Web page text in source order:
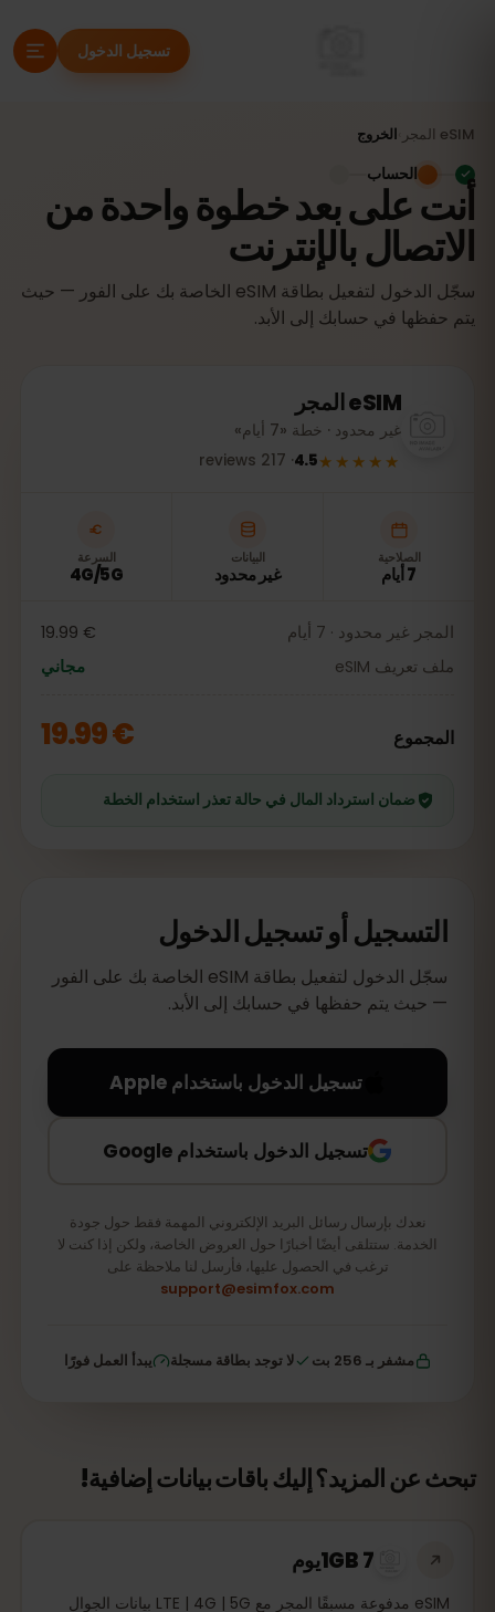
تسجيل الدخول
eSIM المجر الخروج
أنت على بعد خطوة واحدة من
الاتصال بالإنترنت
سجّل الدخول لتفعيل بطاقة eSIM الخاصة بك على الفور — حيث
يتم حفظها في حسابك إلى الأبد.
الحساب
eSIMالمجر
غير محدود · خطة «7 أيام»
★★★★★
4.5
·
217
reviews
الصلاحية
7 أيام
البيانات
غير محدود
السرعة
4G/5G
المجر غير محدود · 7 أيام
€ 19.99
ملف تعريف eSIM
مجاني
المجموع € 19.99
ضمان استرداد المال في حالة تعذر استخدام الخطة
التسجيل أو تسجيل الدخول
سجّل الدخول لتفعيل بطاقة eSIM الخاصة بك على الفور
— حيث يتم حفظها في حسابك إلى الأبد.
تسجيل الدخول باستخدام Apple
تسجيل الدخول باستخدام Google
نعدك بإرسال رسائل البريد الإلكتروني المهمة فقط حول جودة
الخدمة. ستتلقى أيضًا أخبارًا حول العروض الخاصة، ولكن إذا كنت لا
ترغب في الحصول عليها، فأرسل لنا ملاحظة على
support@esimfox.com
مشفر بـ 256 بت لا توجد بطاقة مسجلة يبدأ العمل فورًا
تبحث عن المزيد؟ إليك باقات بيانات إضافية!
1GB 7يوم
eSIM مدفوعة مسبقًا المجر مع LTE | 4G | 5G بيانات الجوال